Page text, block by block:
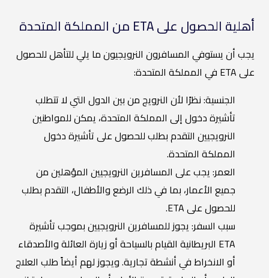
أهلية الحصول على ETA من المملكة المتحدة
يجب أن يستوفي المسافرون النرويجيون ما يلي للتأهل للحصول
على ETA في المملكة المتحدة:
الجنسية: نظرًا لأن النرويج من بين الدول التي لا تتطلب
تأشيرة دخول إلى المملكة المتحدة، يمكن للمواطنين
النرويجيين التقدم بطلب للحصول على تأشيرة دخول
المملكة المتحدة.
العمر: يجب على المسافرين النرويجيين المؤهلين من
جميع الأعمار، بما في ذلك الرضع والأطفال، التقدم بطلب
للحصول على ETA.
سبب السفر: يجوز للمسافرين النرويجيين بموجب تأشيرة
ETA البريطانية القيام بالسياحة أو زيارة العائلة والأصدقاء
أو الانخراط في أنشطة تجارية. ويجوز لهم أيضاً طلب العلاج